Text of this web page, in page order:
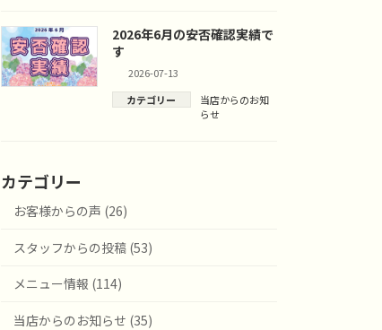
2026年6月の安否確認実績で
す
2026-07-13
カテゴリー
当店からのお知
らせ
カテゴリー
お客様からの声 (26)
スタッフからの投稿 (53)
メニュー情報 (114)
当店からのお知らせ (35)